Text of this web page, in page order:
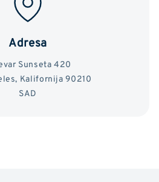
Adresa
Sunseta 420
Kalifornija 90210
SAD